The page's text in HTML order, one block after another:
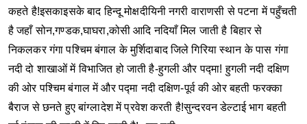
कहते है!इसकाइसके बाद हिन्दू मोक्षदीयिनी नगरी वाराणसी से पटना में पहुँचती
है जहाँ सोन,गण्डक,घाघरा,कोसी आदि नदियाँ मिल जाती है बिहार से
निकलकर गंगा पश्चिम बंगाल के मुर्शिदाबाद जिले गिरिया स्थान के पास गंगा
नदी दो शाखाओं में विभाजित हो जाती है-हुगली और पद्मा! हुगली नदी दक्षिण
की ओर पश्चिम बंगाल में और पद्मा नदी दक्षिण-पूर्व की ओर बहती फरक्का
बैराज से छनते हुए बांग्लादेश में प्रवेश करती है!सुन्दरवन डेल्टाई भाग बहती